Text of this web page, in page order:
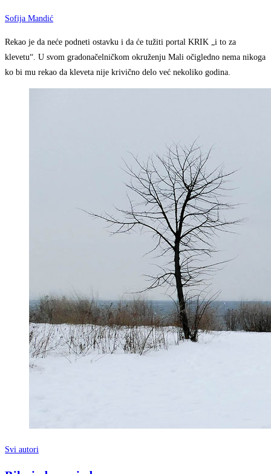
Sofija Mandić
Rekao je da neće podneti ostavku i da će tužiti portal KRIK „i to za
klevetu“. U svom gradonačelničkom okruženju Mali očigledno nema nikoga
ko bi mu rekao da kleveta nije krivično delo već nekoliko godina.
Svi autori